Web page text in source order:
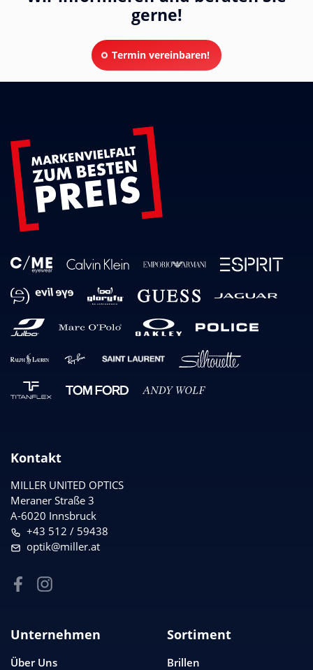
gerne!
Termin vereinbaren!
Kontakt
MILLER UNITED OPTICS
Meraner Straße 3
A-6020 Innsbruck
+43 512 / 59438
optik@miller.at
Unternehmen
Über Uns
Sortiment
Brillen